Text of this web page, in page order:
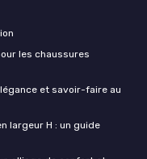
les chaussures
et savoir-faire au
largeur H : un guide